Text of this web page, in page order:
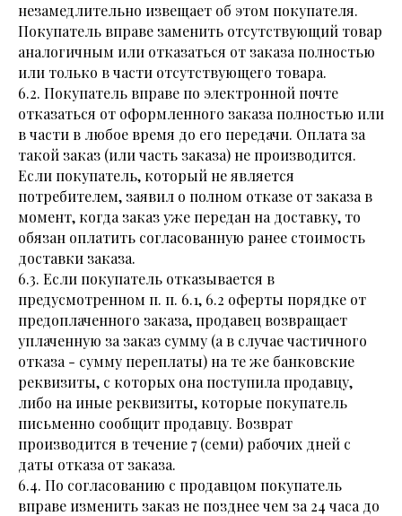
незамедлительно извещает об этом покупателя.
Покупатель вправе заменить отсутствующий товар
аналогичным или отказаться от заказа полностью
или только в части отсутствующего товара.
6.2. Покупатель вправе по электронной почте
отказаться от оформленного заказа полностью или
в части в любое время до его передачи. Оплата за
такой заказ (или часть заказа) не производится.
Если покупатель, который не является
потребителем, заявил о полном отказе от заказа в
момент, когда заказ уже передан на доставку, то
обязан оплатить согласованную ранее стоимость
доставки заказа.
6.3. Если покупатель отказывается в
предусмотренном п. п. 6.1, 6.2 оферты порядке от
предоплаченного заказа, продавец возвращает
уплаченную за заказ сумму (а в случае частичного
отказа - сумму переплаты) на те же банковские
реквизиты, с которых она поступила продавцу,
либо на иные реквизиты, которые покупатель
письменно сообщит продавцу. Возврат
производится в течение 7 (семи) рабочих дней с
даты отказа от заказа.
6.4. По согласованию с продавцом покупатель
вправе изменить заказ не позднее чем за 24 часа до